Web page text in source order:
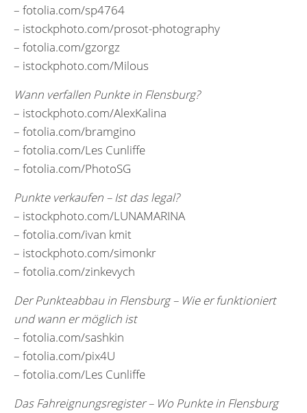
– fotolia.com/sp4764
– istockphoto.com/prosot-photography
– fotolia.com/gzorgz
– istockphoto.com/Milous
Wann verfallen Punkte in Flensburg?
– istockphoto.com/AlexKalina
– fotolia.com/bramgino
– fotolia.com/Les Cunliffe
– fotolia.com/PhotoSG
Punkte verkaufen – Ist das legal?
– istockphoto.com/LUNAMARINA
– fotolia.com/ivan kmit
– istockphoto.com/simonkr
– fotolia.com/zinkevych
Der Punkteabbau in Flensburg – Wie er funktioniert
und wann er möglich ist
– fotolia.com/sashkin
– fotolia.com/pix4U
– fotolia.com/Les Cunliffe
Das Fahreignungsregister – Wo Punkte in Flensburg